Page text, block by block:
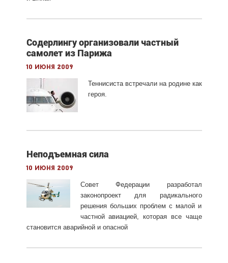
Содерлингу организовали частный
самолет из Парижа
10 июня 2009
Теннисиста встречали на родине как
героя.
Неподъемная сила
10 июня 2009
Совет Федерации разработал
законопроект для радикального
решения больших проблем с малой и
частной авиацией, которая все чаще
становится аварийной и опасной